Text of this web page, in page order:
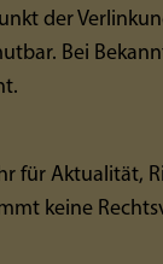
der
Bei
für Aktualität,
keine